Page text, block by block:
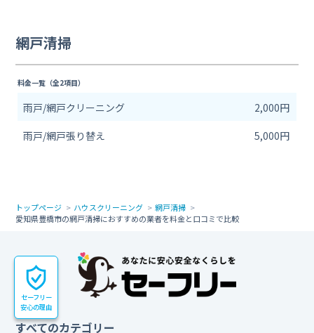
網戸清掃
料金一覧（全2項目）
雨戸/網戸クリーニング
2,000円
雨戸/網戸張り替え
5,000円
トップページ ハウスクリーニング
網戸清掃
愛知県豊橋市の網戸清掃におすすめの業者を料金と口コミで比較
セーフリー
安心の理由
すべてのカテゴリー